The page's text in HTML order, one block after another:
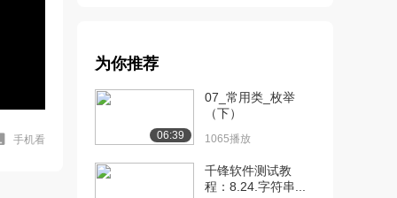
手机看
大家的期望（...
[7] 前言04：关于教育和对
大家的期望（...
[8] 预科01：博客的重要性
06:17
为你推荐
06:39
07_常用类_枚举
（下）
1065播放
千锋软件测试教
程：8.24.字符串...